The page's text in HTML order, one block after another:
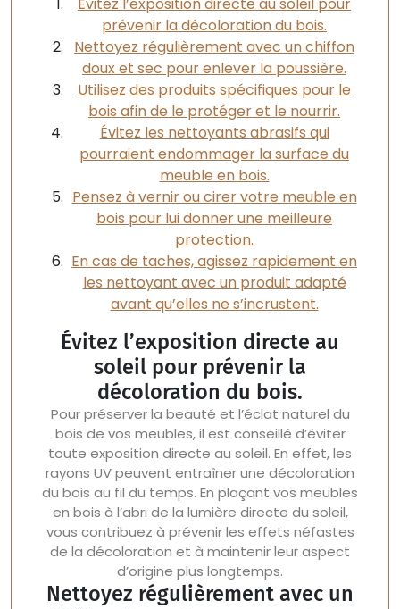
prévenir la décoloration du bois.
Nettoyez régulièrement avec un chiffon
doux et sec pour enlever la poussière.
Utilisez des produits spécifiques pour le
bois afin de le protéger et le nourrir.
Évitez les nettoyants abrasifs qui
pourraient endommager la surface du
meuble en bois.
Pensez à vernir ou cirer votre meuble en
bois pour lui donner une meilleure
protection.
En cas de taches, agissez rapidement en
les nettoyant avec un produit adapté
avant qu’elles ne s’incrustent.
Évitez l’exposition directe au
soleil pour prévenir la
décoloration du bois.
Pour préserver la beauté et l’éclat naturel du
bois de vos meubles, il est conseillé d’éviter
toute exposition directe au soleil. En effet, les
rayons UV peuvent entraîner une décoloration
du bois au fil du temps. En plaçant vos meubles
en bois à l’abri de la lumière directe du soleil,
vous contribuez à prévenir les effets néfastes
de la décoloration et à maintenir leur aspect
d’origine plus longtemps.
Nettoyez régulièrement avec un